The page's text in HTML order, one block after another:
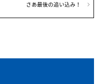
さあ最後の追い込み！